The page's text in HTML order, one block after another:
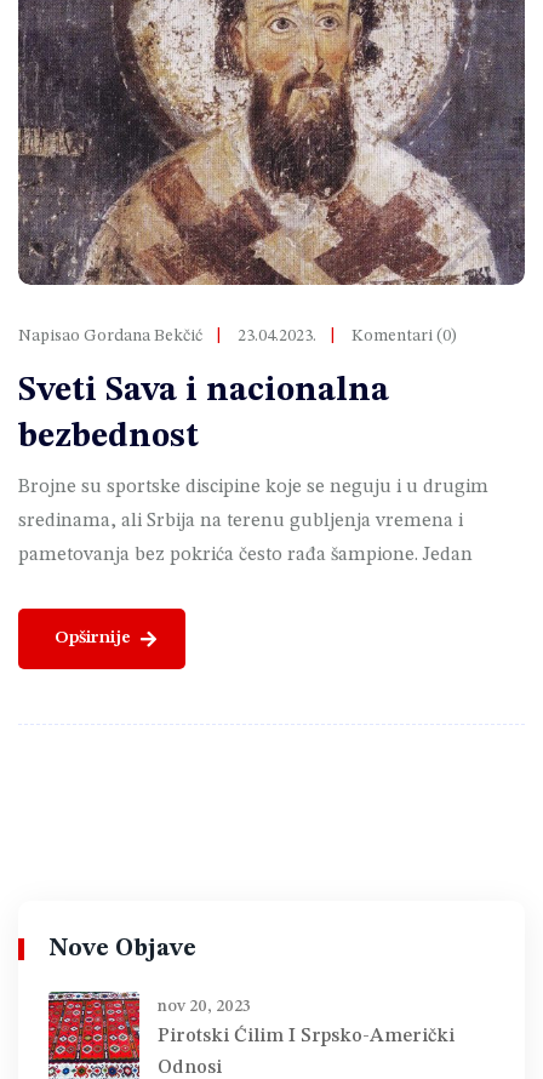
Napisao Gordana Bekčić 23.04.2023. Komentari (0)
Sveti Sava i nacionalna
bezbednost
Brojne su sportske discipine koje se neguju i u drugim
sredinama, ali Srbija na terenu gubljenja vremena i
pametovanja bez pokrića često rađa šampione. Jedan
Opširnije
Nove Objave
nov 20, 2023
Pirotski Ćilim I Srpsko-Američki
Odnosi